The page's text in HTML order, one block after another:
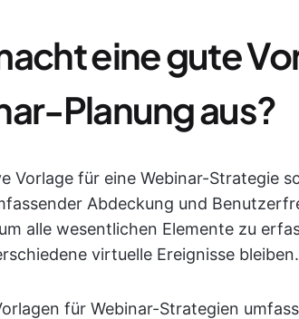
eine gute
Planung aus?
Vorlage für eine Webinar-Strategie
Abdeckung und
alle wesentlichen Elemente zu
virtuelle Ereignisse bleiben.
für Webinar-Strategien